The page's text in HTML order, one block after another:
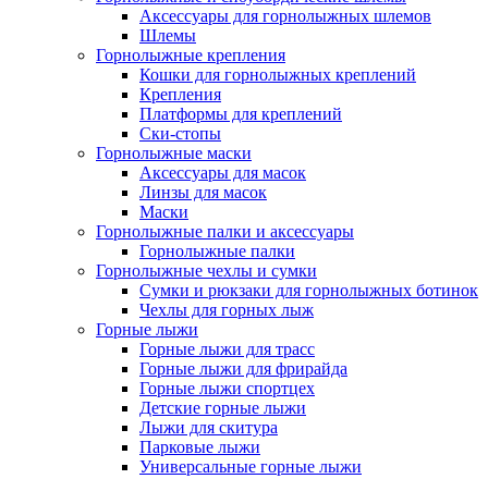
Аксессуары для горнолыжных шлемов
Шлемы
Горнолыжные крепления
Кошки для горнолыжных креплений
Крепления
Платформы для креплений
Ски-стопы
Горнолыжные маски
Аксессуары для масок
Линзы для масок
Маски
Горнолыжные палки и аксессуары
Горнолыжные палки
Горнолыжные чехлы и сумки
Сумки и рюкзаки для горнолыжных ботинок
Чехлы для горных лыж
Горные лыжи
Горные лыжи для трасс
Горные лыжи для фрирайда
Горные лыжи спортцех
Детские горные лыжи
Лыжи для скитура
Парковые лыжи
Универсальные горные лыжи